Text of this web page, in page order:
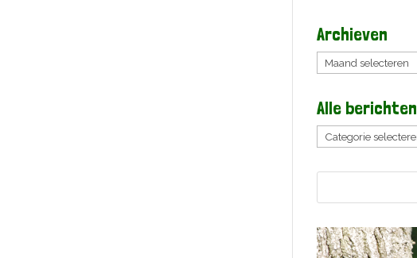
Archieven
Archieven
Alle berichten
Alle